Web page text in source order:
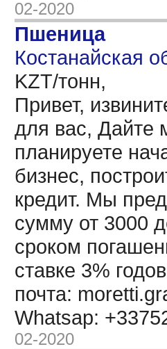
02-2020
Пшеница
Костанайская
KZT/тонн,
Привет,
для вас, Дайте
планируете
бизнес,
кредит. Мы
сумму от 3000
сроком
ставке 3%
почта:
Whatsap:
02-2020